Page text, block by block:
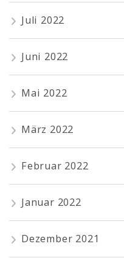
Juli 2022
Juni 2022
Mai 2022
März 2022
Februar 2022
Januar 2022
Dezember 2021